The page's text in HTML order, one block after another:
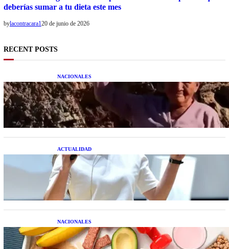
deberías sumar a tu dieta este mes
bylacontracara120 de junio de 2026
RECENT POSTS
NACIONALES
Una mujer asegura haber peleado con un
extraterrestre cuerpo a cuerpo
ACTUALIDAD
La startup creada por una salteña que busca
resolver el estrés financiero en Latinoamérica
NACIONALES
Nutrición inteligente: Cinco superalimentos de
temporada que deberías sumar a tu dieta este mes